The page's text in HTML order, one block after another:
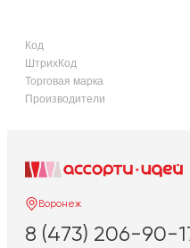
Код
ШтрихКод
Торговая марка
Производители
Воронеж
8 (473) 206-90-